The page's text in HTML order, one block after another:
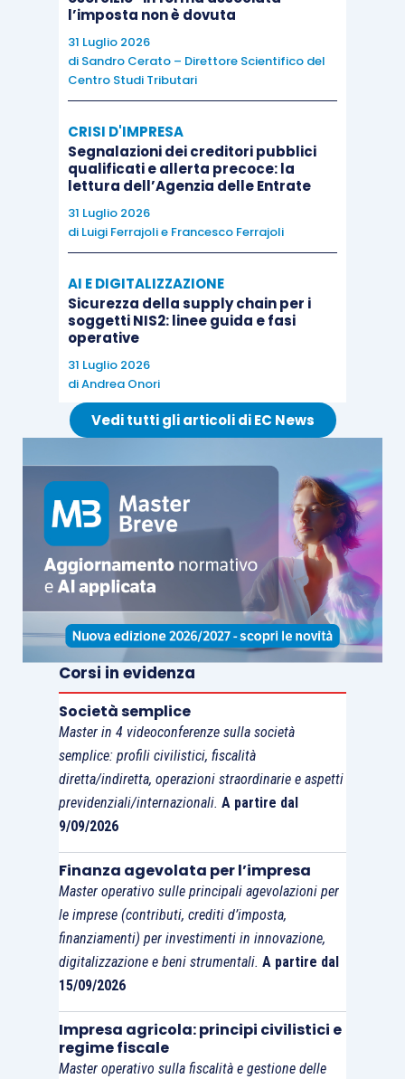
innanzi alla Corte di Cassazione
data di entrata in vigore della legge di
conversione, per le quali risulti
soccombente l’Agenzia delle entrate
tutti i precedenti gradi di giudizio;
è stato specificato che, in caso di
soccombenza parzialeè dovuto
parte diatto confermatadalla pronuncia
giurisdizionale, mentre, per la parte di
annullata, viene applicata la misura
ridotta, nelle percentuali sopra
richiamate.
Per approfondire questioni attinenti all’articolo vi
raccomandiamo il seguente corso:
l’imposta non è dovuta
31 Luglio 2026
di Sandro Cerato – Direttore Scientifico del
Centro Studi Tributari
CRISI D'IMPRESA
Segnalazioni dei creditori pubblici
qualificati e allerta precoce: la
lettura dell’Agenzia delle Entrate
31 Luglio 2026
di Luigi Ferrajolie Francesco Ferrajoli
AI E DIGITALIZZAZIONE
Sicurezza della supply chain per i
soggetti NIS2: linee guida e fasi
operative
31 Luglio 2026
diAndrea Onori
Vedi tutti gli articoli di EC News
Corsi in evidenza
Società semplice
Master in 4 videoconferenze sulla società
semplice: profili civilistici, fiscalità
diretta/indiretta, operazioni straordinarie e aspetti
previdenziali/internazionali. A partire dal
9/09/2026
Finanza agevolata per l’impresa
Master operativo sulle principali agevolazioni per
le imprese (contributi, crediti d’imposta,
finanziamenti) per investimenti in innovazione,
digitalizzazione e beni strumentali. A partire dal
15/09/2026
Impresa agricola: principi civilistici e
regime fiscale
Master operativo sulla fiscalità e gestione delle